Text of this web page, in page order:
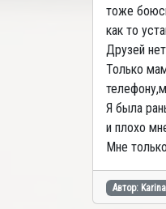
тоже
как то
Друзей
Только
Я была
и плохо
Мне
Автор: Karina